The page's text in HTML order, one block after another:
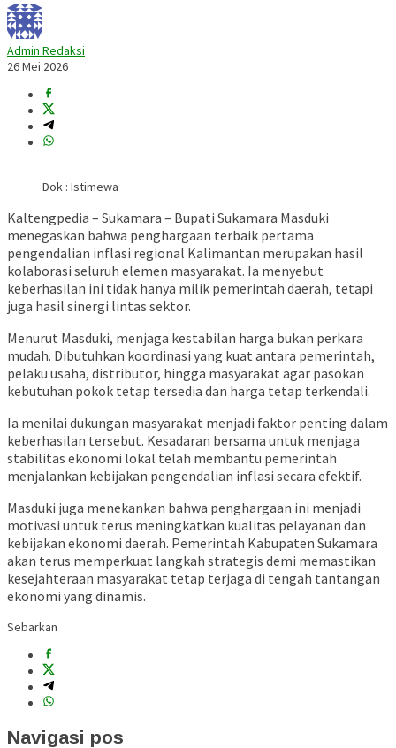
Admin Redaksi
26 Mei 2026
Dok : Istimewa
Kaltengpedia – Sukamara – Bupati Sukamara Masduki
menegaskan bahwa penghargaan terbaik pertama
pengendalian inflasi regional Kalimantan merupakan hasil
kolaborasi seluruh elemen masyarakat. Ia menyebut
keberhasilan ini tidak hanya milik pemerintah daerah, tetapi
juga hasil sinergi lintas sektor.
Menurut Masduki, menjaga kestabilan harga bukan perkara
mudah. Dibutuhkan koordinasi yang kuat antara pemerintah,
pelaku usaha, distributor, hingga masyarakat agar pasokan
kebutuhan pokok tetap tersedia dan harga tetap terkendali.
Ia menilai dukungan masyarakat menjadi faktor penting dalam
keberhasilan tersebut. Kesadaran bersama untuk menjaga
stabilitas ekonomi lokal telah membantu pemerintah
menjalankan kebijakan pengendalian inflasi secara efektif.
Masduki juga menekankan bahwa penghargaan ini menjadi
motivasi untuk terus meningkatkan kualitas pelayanan dan
kebijakan ekonomi daerah. Pemerintah Kabupaten Sukamara
akan terus memperkuat langkah strategis demi memastikan
kesejahteraan masyarakat tetap terjaga di tengah tantangan
ekonomi yang dinamis.
Sebarkan
Navigasi pos